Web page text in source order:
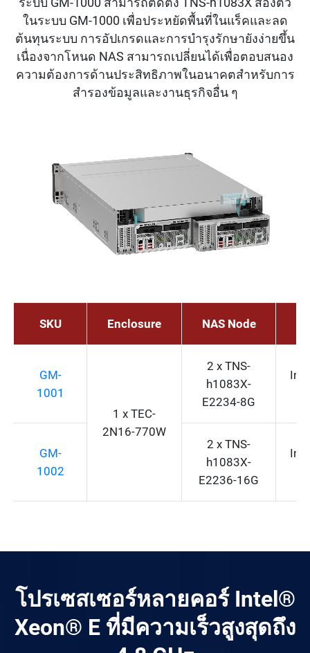
ระบบ GM-1000 สามารถติดตั้ง TNS-h1083X สองตัว
ในระบบ GM-1000 เพื่อประหยัดพื้นที่ในแร็คและลด
ต้นทุนระบบ การอัปเกรดและการบำรุงรักษายังง่ายขึ้น
เนื่องจากโหนด NAS สามารถเปลี่ยนได้เพื่อตอบสนอง
ความต้องการด้านประสิทธิภาพในอนาคตสำหรับการ
สำรองข้อมูลและงานธุรกิจอื่น ๆ
SKU Enclosure NAS Node
GM-
1001
1 x TEC-
2N16-770W
2 x TNS-
h1083X-
E2234-8G
GM-
1002
2 x TNS-
h1083X-
E2236-16G
โปรเซสเซอร์หลายคอร์ Intel®
Xeon® E ที่มีความเร็วสูงสุดถึง